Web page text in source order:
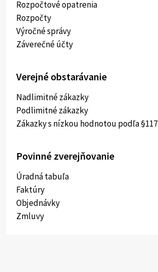
Rozpočtové opatrenia
Rozpočty
Výročné správy
Záverečné účty
Verejné obstarávanie
Nadlimitné zákazky
Podlimitné zákazky
Zákazky s nízkou hodnotou podľa §117
Povinné zverejňovanie
Úradná tabuľa
Faktúry
Objednávky
Zmluvy